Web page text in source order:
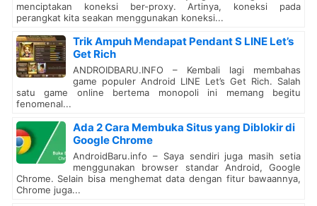
menciptakan koneksi ber-proxy. Artinya, koneksi pada
perangkat kita seakan menggunakan koneksi...
Trik Ampuh Mendapat Pendant S LINE Let’s
Get Rich
ANDROIDBARU.INFO – Kembali lagi membahas
game populer Android LINE Let’s Get Rich. Salah
satu game online bertema monopoli ini memang begitu
fenomenal...
Ada 2 Cara Membuka Situs yang Diblokir di
Google Chrome
AndroidBaru.info – Saya sendiri juga masih setia
menggunakan browser standar Android, Google
Chrome. Selain bisa menghemat data dengan fitur bawaannya,
Chrome juga...